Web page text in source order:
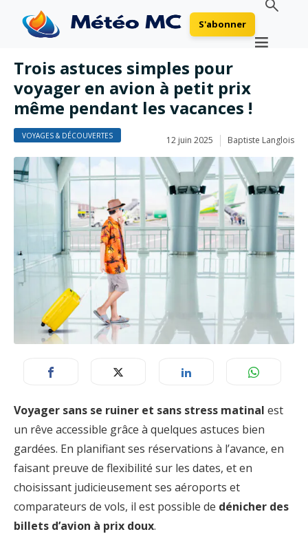
S'abonner
Trois astuces simples pour
voyager en avion à petit prix
même pendant les vacances !
VOYAGES & DÉCOUVERTES 12 juin 2025 Baptiste Langlois
Voyager sans se ruiner et sans stress matinal est
un rêve accessible grâce à quelques astuces bien
gardées. En planifiant ses réservations à l’avance, en
faisant preuve de flexibilité sur les dates, et en
choisissant judicieusement ses aéroports et
comparateurs de vols, il est possible de dénicher des
billets d’avion à prix doux.